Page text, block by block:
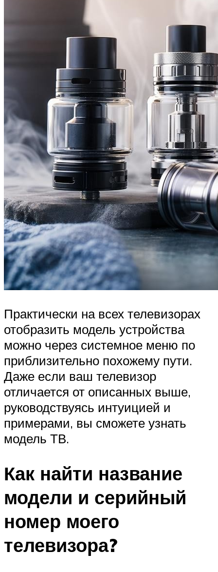
Практически на всех телевизорах
отобразить модель устройства
можно через системное меню по
приблизительно похожему пути.
Даже если ваш телевизор
отличается от описанных выше,
руководствуясь интуицией и
примерами, вы сможете узнать
модель ТВ.
Как найти название
модели и серийный
номер моего
телевизора?